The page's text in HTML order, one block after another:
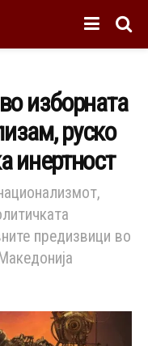
изборната
руско
инертност
предизвици во